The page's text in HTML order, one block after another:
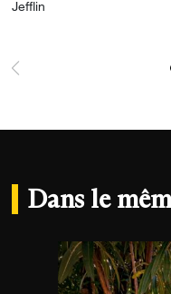
Jefflin
Dans le